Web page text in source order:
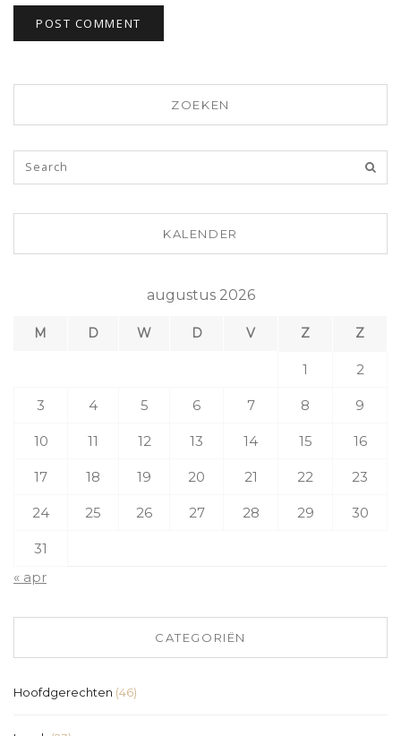
ZOEKEN
KALENDER
augustus 2026
M D W D V Z Z
1 2
3 4 5 6 7 8 9
10 11 12 13 14 15 16
17 18 19 20 21 22 23
24 25 26 27 28 29 30
31
« apr
CATEGORIËN
Hoofdgerechten (46)